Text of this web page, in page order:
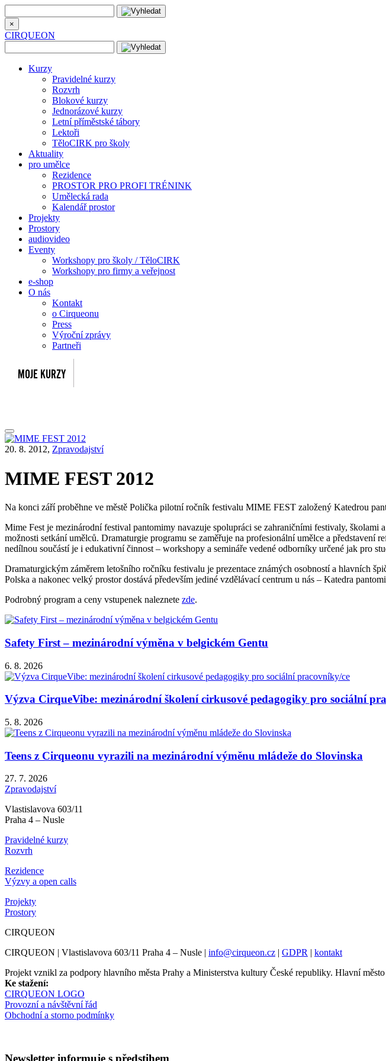
×
CIRQUEON
Kurzy
Pravidelné kurzy
Rozvrh
Blokové kurzy
Jednorázové kurzy
Letní příměstské tábory
Lektoři
TěloCIRK pro školy
Aktuality
pro umělce
Rezidence
PROSTOR PRO PROFI TRÉNINK
Umělecká rada
Kalendář prostor
Projekty
Prostory
audiovideo
Eventy
Workshopy pro školy / TěloCIRK
Workshopy pro firmy a veřejnost
e-shop
O nás
Kontakt
o Cirqueonu
Press
Výroční zprávy
Partneři
20. 8. 2012, Zpravodajství
MIME FEST 2012
Na konci září proběhne ve městě Polička pilotní ročník festivalu MIME FEST založený Katedrou
Mime Fest je mezinárodní festival pantomimy navazuje spolupráci se zahraničními festivaly,
možnosti setkání umělců. Dramaturgie programu se zaměřuje na profesionální umělce a
nedílnou součástí je i edukativní činnost – workshopy a semináře vedené odborníky určené jak pro
Dramaturgickým záměrem letošního ročníku festivalu je prezentace známých osobností a hlavních
Polska a nakonec velký prostor dostává především jediné vzdělávací centrum u nás – Katedra
Podrobný program a ceny vstupenek naleznete zde.
Safety First – mezinárodní výměna v belgickém Gentu
6. 8. 2026
Výzva CirqueVibe: mezinárodní školení cirkusové pedagogiky pro sociální
5. 8. 2026
Teens z Cirqueonu vyrazili na mezinárodní výměnu mládeže do Slovinska
27. 7. 2026
Zpravodajství
Vlastislavova 603/11
Praha 4 – Nusle
Pravidelné kurzy
Rozvrh
Rezidence
Výzvy a open calls
Projekty
Prostory
CIRQUEON
CIRQUEON | Vlastislavova 603/11 Praha 4 – Nusle | info@cirqueon.cz | GDPR | kontakt
Projekt vznikl za podpory hlavního města Prahy a Ministerstva kultury České republiky. Hlavní
Ke stažení:
CIRQUEON LOGO
Provozní a návštěvní řád
Obchodní a storno podmínky
Newsletter informuje s předstihem